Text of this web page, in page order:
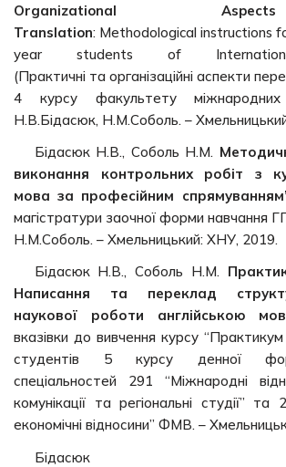
Organizational
Translation: Methodological instructions
year students оf
(Практичні та організаційні аспекти
4 курсу факультету
Н.В.Бідасюк, Н.М.Соболь. –
Бідасюк Н.В., Соболь Н.М.
виконання контрольних робіт з
мова за професійним
магістратури заочної форми навчання
Н.М.Соболь. – Хмельницький: ХНУ, 2019.
Бідасюк Н.В., Соболь Н.М.
Написання та переклад
наукової роботи англійською
вказівки до вивчення курсу
студентів 5 курсу денної
спеціальностей 291 “Міжнародні
комунікації та регіональні студії” та
економічні відносини” ФМВ. –